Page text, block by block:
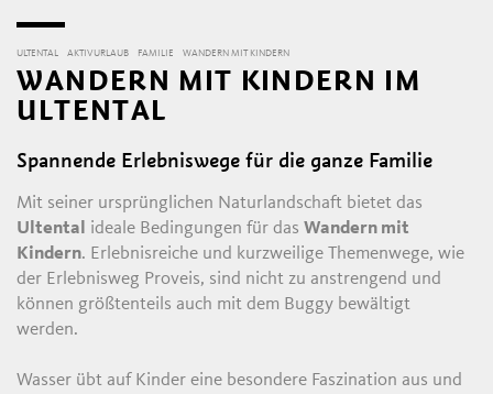
ULTENTAL AKTIVURLAUB FAMILIE WANDERN MIT KINDERN
WANDERN MIT KINDERN IM
ULTENTAL
Spannende Erlebniswege für die ganze Familie
Mit seiner ursprünglichen Naturlandschaft bietet das
Ultental
ideale Bedingungen für dasWandern mit
Kindern. Erlebnisreiche und kurzweilige Themenwege, wie
der Erlebnisweg Proveis, sind nicht zu anstrengend und
können größtenteils auch mit dem Buggy bewältigt
werden.
Wasser übt auf Kinder eine besondere Faszination aus und